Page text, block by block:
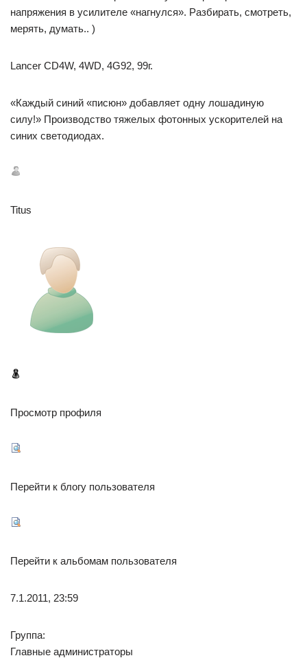
напряжения в усилителе «нагнулся». Разбирать, смотреть,
мерять, думать.. )
Lancer CD4W, 4WD, 4G92, 99г.
«Каждый синий «писюн» добавляет одну лошадиную
силу!» Производство тяжелых фотонных ускорителей на
синих светодиодах.
Titus
Просмотр профиля
Перейти к блогу пользователя
Перейти к альбомам пользователя
7.1.2011, 23:59
Группа:
Главные администраторы